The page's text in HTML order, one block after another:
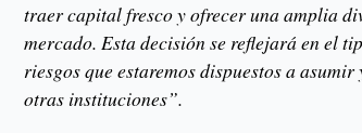
traer capital fresco y ofrecer una amplia
mercado. Esta decisión se reflejaráen el
riesgos que estaremos dispuestos a
otras instituciones”.